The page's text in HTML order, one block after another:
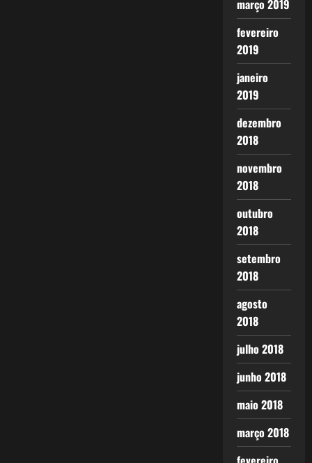
março 2019
fevereiro
2019
janeiro
2019
dezembro
2018
novembro
2018
outubro
2018
setembro
2018
agosto
2018
julho 2018
junho 2018
maio 2018
março 2018